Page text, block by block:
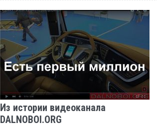
Из истории видеоканала
DALNOBOI.ORG